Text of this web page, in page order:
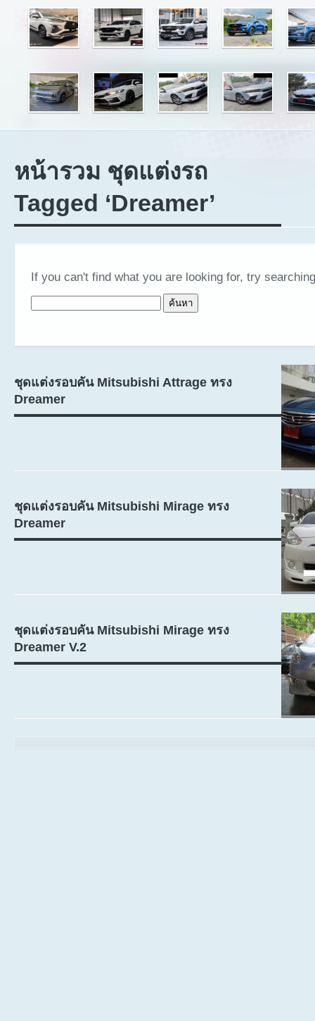
หน้ารวม ชุดแต่งรถ
Tagged ‘Dreamer’
If you can't find what you are looking for, try
ชุดแต่งรอบคัน Mitsubishi Attrage ทรง
Dreamer
ชุดแต่งรอบคัน Mitsubishi Mirage ทรง
Dreamer
ชุดแต่งรอบคัน Mitsubishi Mirage ทรง
Dreamer V.2